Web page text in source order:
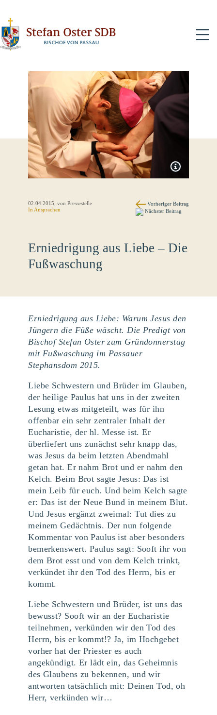
02.04.2015 , von Pressestelle
In Ansprachen
Vorheriger Beitrag
Nächster Beitrag
Erniedrigung aus Liebe – Die
Fußwaschung
Erniedrigung aus Liebe: Warum Jesus den
Jüngern die Füße wäscht. Die Predigt von
Bischof Stefan Oster zum Gründonnerstag
mit Fußwaschung im Passauer
Stephansdom 2015.
Liebe Schwestern und Brüder im Glauben,
der heilige Paulus hat uns in der zweiten
Lesung etwas mitgeteilt, was für ihn
offenbar ein sehr zentraler Inhalt der
Eucharistie, der hl. Messe ist. Er
überliefert uns zunächst sehr knapp das,
was Jesus da beim letzten Abendmahl
getan hat. Er nahm Brot und er nahm den
Kelch. Beim Brot sagte Jesus: Das ist
mein Leib für euch. Und beim Kelch sagte
er: Das ist der Neue Bund in meinem Blut.
Und Jesus ergänzt zweimal: Tut dies zu
meinem Gedächtnis. Der nun folgende
Kommentar von Paulus ist aber besonders
bemerkenswert. Paulus sagt: Sooft ihr von
dem Brot esst und von dem Kelch trinkt,
verkündet ihr den Tod des Herrn, bis er
kommt.
Liebe Schwestern und Brüder, ist uns das
bewusst? Sooft wir an der Eucharistie
teilnehmen, verkünden wir den Tod des
Herrn, bis er kommt!? Ja, im Hochgebet
vorher hat der Priester es auch
angekündigt. Er lädt ein, das Geheimnis
des Glaubens zu bekennen, und wir
antworten tatsächlich mit: Deinen Tod, oh
Herr, verkünden wir…